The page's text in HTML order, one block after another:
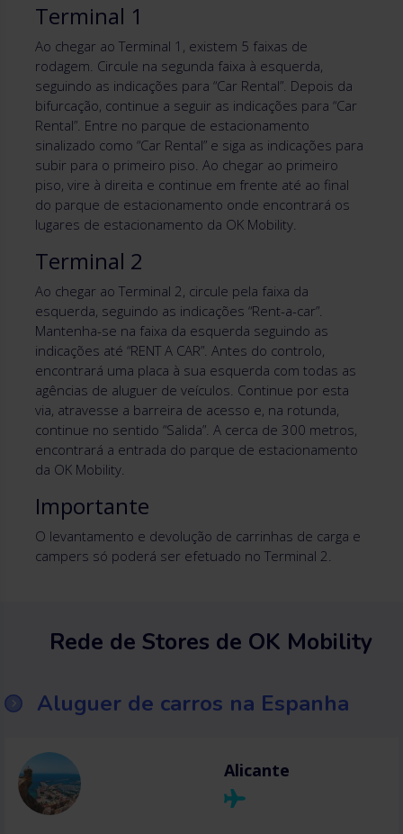
Terminal 1
Ao chegar ao Terminal 1, existem 5 faixas de
rodagem. Circule na segunda faixa à esquerda,
seguindo as indicações para “Car Rental”. Depois da
bifurcação, continue a seguir as indicações para “Car
Rental”. Entre no parque de estacionamento
sinalizado como “Car Rental” e siga as indicações para
subir para o primeiro piso. Ao chegar ao primeiro
piso, vire à direita e continue em frente até ao final
do parque de estacionamento onde encontrará os
lugares de estacionamento da OK Mobility.
Terminal 2
Ao chegar ao Terminal 2, circule pela faixa da
esquerda, seguindo as indicações “Rent-a-car”.
Mantenha-se na faixa da esquerda seguindo as
indicações até “RENT A CAR”. Antes do controlo,
encontrará uma placa à sua esquerda com todas as
agências de aluguer de veículos. Continue por esta
via, atravesse a barreira de acesso e, na rotunda,
continue no sentido “Salida”. A cerca de 300 metros,
encontrará a entrada do parque de estacionamento
da OK Mobility.
Importante
O levantamento e devolução de carrinhas de carga e
campers só poderá ser efetuado no Terminal 2.
Rede de Stores de OK Mobility
Aluguer de carros na Espanha
Alicante